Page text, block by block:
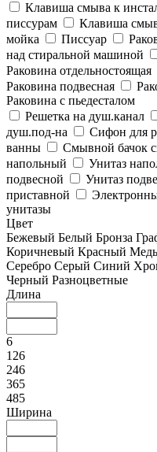
Клавиша смыва к
писсурам
Клавиша
мойка
Писсуар
над стиральной машиной
Раковина отдельностоящая
Раковина подвесная
Раковина с пьедесталом
Решетка на душ.канал
душ.под-на
Сифон для
ванны
Смывной бачок
напольный
Унитаз
подвесной
Унитаз
приставной
унитазы
Цвет
Бежевый Белый Бронза
Коричневый Красный Медь
Серебро Серый Синий
Черный Разноцветные
Длина
6
126
246
365
485
Ширина